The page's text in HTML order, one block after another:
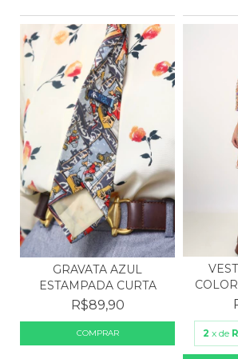
GRAVATA AZUL
ESTAMPADA CURTA
R$89,90
2 x de